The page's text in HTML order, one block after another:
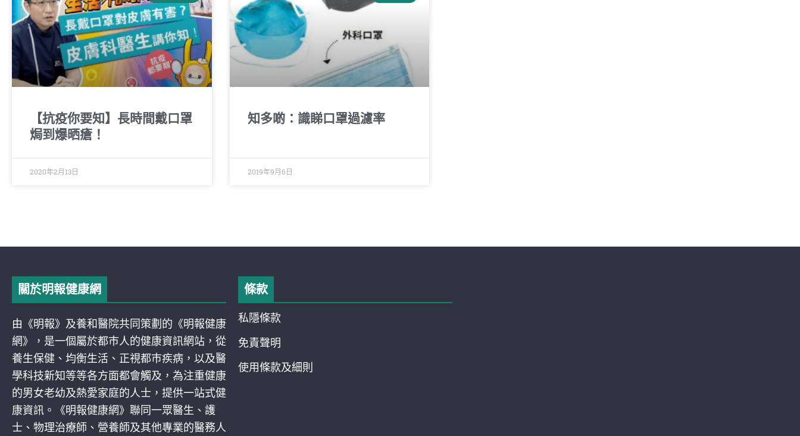
【抗疫你要知】長時間戴口罩
焗到爆晒瘡！
2020年2月13日
知多啲：識睇口罩過濾率
2019年9月6日
關於明報健康網
由《明報》及養和醫院共同策劃的《明報健康
網》，是一個屬於都巿人的健康資訊網站，從
養生保健、均衡生活、正視都巿疾病，以及醫
學科技新知等等各方面都會觸及，為注重健康
的男女老幼及熱愛家庭的人士，提供一站式健
康資訊。《明報健康網》聯同一眾醫生、護
士、物理治療師、營養師及其他專業的醫務人
條款
私隱條款
免責聲明
使用條款及細則